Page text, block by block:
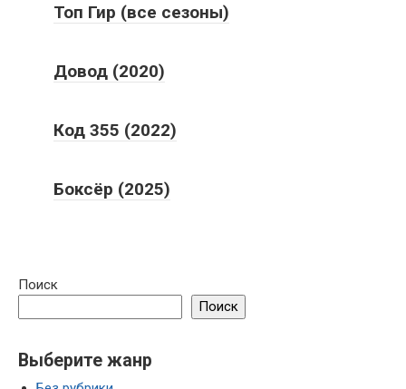
Топ Гир (все сезоны)
Довод (2020)
Код 355 (2022)
Боксёр (2025)
Поиск
Поиск
Выберите жанр